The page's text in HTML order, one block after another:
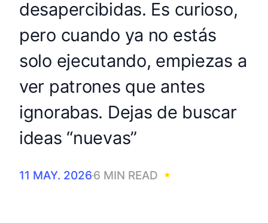
desapercibidas. Es curioso,
pero cuando ya no estás
solo ejecutando, empiezas a
ver patrones que antes
ignorabas. Dejas de buscar
ideas “nuevas”
11 MAY. 20266 MIN READ